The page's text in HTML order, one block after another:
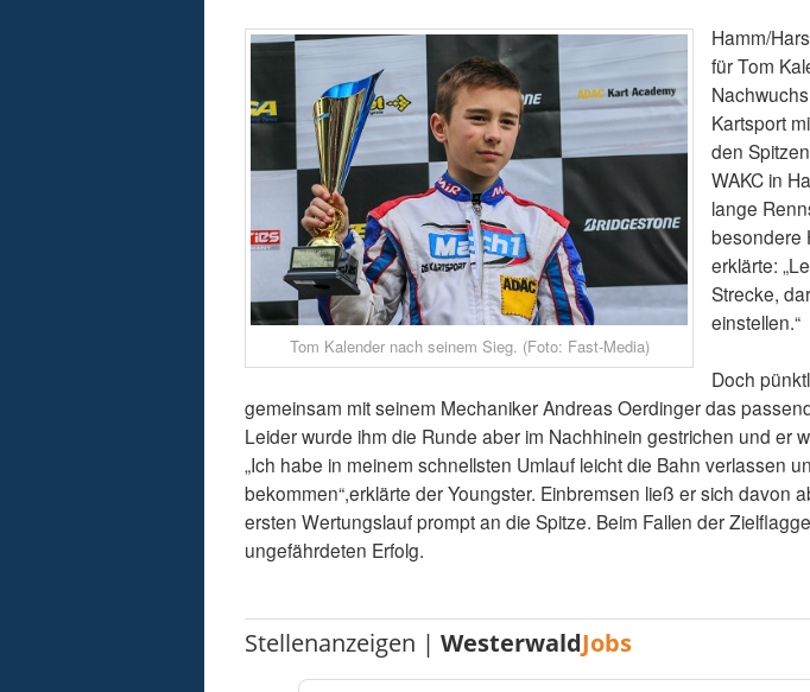
Tom Kalender nach seinem Sieg. (Foto: Fast-Media)
Hamm/
für Tom
Kartsport
den
WAKC in
lange
besondere
erklärte:
Strecke,
einstellen.“
Doch
gemeinsam mit seinem Mechaniker Andreas Oerdinger das
Leider wurde ihm die Runde aber im Nachhinein gestrichen und er
„Ich habe in meinem schnellsten Umlauf leicht die Bahn verlassen
bekommen“,erklärte der Youngster. Einbremsen ließ er sich davon
ersten Wertungslauf prompt an die Spitze. Beim Fallen der
ungefährdeten Erfolg.
Stellenanzeigen |WesterwaldJobs